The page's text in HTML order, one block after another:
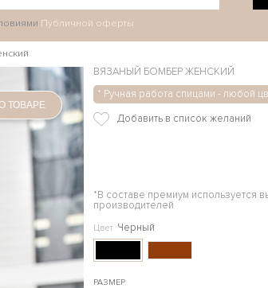
Публичной оферты
ТОВАРЕ
ВЯЗАНЫЙ БОМБЕР ЖЕНСКИЙ
* Ручная работа спицами - любой
*В составе премиум используется
производителей
Цвет Черный
РАЗМЕР